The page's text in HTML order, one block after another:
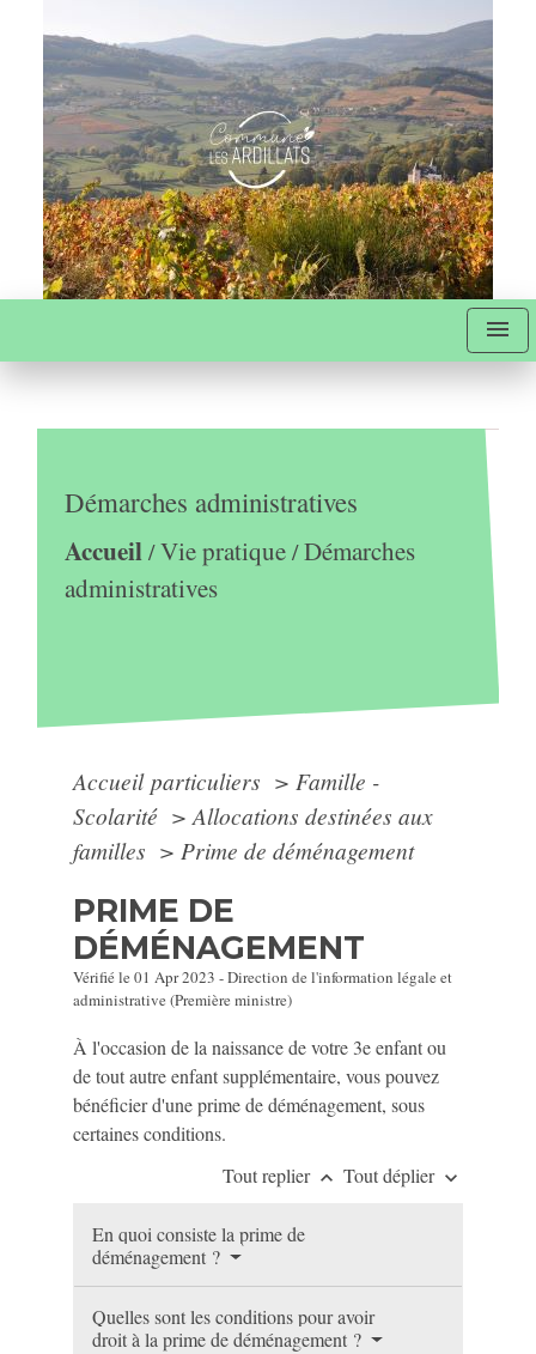
menu
Démarches administratives
Accueil/Vie pratique/Démarches
administratives
Accueil particuliers > Famille -
Scolarité > Allocations destinées aux
familles > Prime de déménagement
PRIME DE
DÉMÉNAGEMENT
Vérifié le 01 Apr 2023 - Direction de l'information légale et
administrative (Première ministre)
À l'occasion de la naissance de votre 3eenfant ou
de tout autre enfant supplémentaire, vous pouvez
bénéficier d'une prime de déménagement, sous
certaines conditions.
Tout replier keyboard_arrow_up Tout déplier keyboard_arrow_down
En quoi consiste la prime de
déménagement ?
Quelles sont les conditions pour avoir
droit à la prime de déménagement ?